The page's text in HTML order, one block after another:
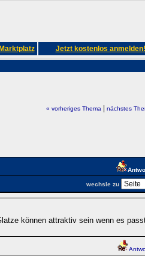
Marktplatz Jetzt kostenlos anmelden!
« vorheriges Thema| nächstes
wechsle zu
können attraktiv sein wenn es